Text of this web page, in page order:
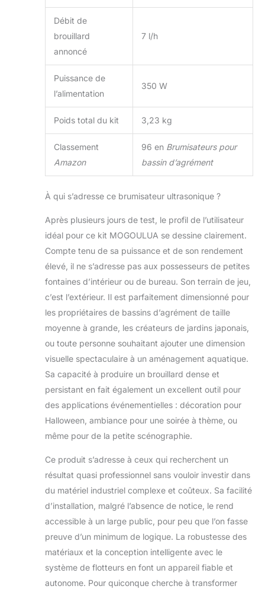
Débit de
brouillard
annoncé
7 l/h
Puissance de
l’alimentation
350 W
Poids total du kit 3,23 kg
Classement
Amazon
96 en Brumisateurs pour
bassin d’agrément
À qui s’adresse ce brumisateur ultrasonique ?
Après plusieurs jours de test, le profil de l’utilisateur
idéal pour ce kit MOGOULUA se dessine clairement.
Compte tenu de sa puissance et de son rendement
élevé, il ne s’adresse pas aux possesseurs de petites
fontaines d’intérieur ou de bureau. Son terrain de jeu,
c’est l’extérieur. Il est parfaitement dimensionné pour
les propriétaires de bassins d’agrément de taille
moyenne à grande, les créateurs de jardins japonais,
ou toute personne souhaitant ajouter une dimension
visuelle spectaculaire à un aménagement aquatique.
Sa capacité à produire un brouillard dense et
persistant en fait également un excellent outil pour
des applications événementielles : décoration pour
Halloween, ambiance pour une soirée à thème, ou
même pour de la petite scénographie.
Ce produit s’adresse à ceux qui recherchent un
résultat quasi professionnel sans vouloir investir dans
du matériel industriel complexe et coûteux. Sa facilité
d’installation, malgré l’absence de notice, le rend
accessible à un large public, pour peu que l’on fasse
preuve d’un minimum de logique. La robustesse des
matériaux et la conception intelligente avec le
système de flotteurs en font un appareil fiable et
autonome. Pour quiconque cherche à transformer